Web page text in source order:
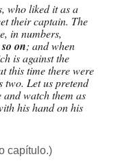
who liked it as a
their captain. The
in numbers,
on; and when
is against the
this time there were
two. Let us pretend
and watch them as
his hand on his
capítulo.)